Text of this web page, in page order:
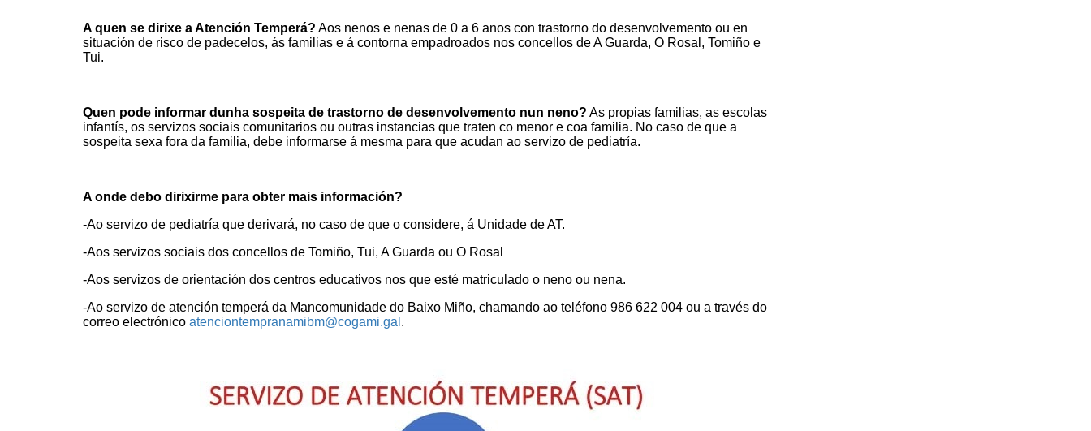
A quen se dirixe a Atención Temperá? Aos nenos e nenas de 0 a 6 anos con trastorno do desenvolvemento ou en
situación de risco de padecelos, ás familias e á contorna empadroados nos concellos de A Guarda, O Rosal, Tomiño e
Tui.
Quen pode informar dunha sospeita de trastorno de desenvolvemento nun neno? As propias familias, as escolas
infantís, os servizos sociais comunitarios ou outras instancias que traten co menor e coa familia. No caso de que a
sospeita sexa fora da familia, debe informarse á mesma para que acudan ao servizo de pediatría.
A onde debo dirixirme para obter mais información?
-Ao servizo de pediatría que derivará, no caso de que o considere, á Unidade de AT.
-Aos servizos sociais dos concellos de Tomiño, Tui, A Guarda ou O Rosal
-Aos servizos de orientación dos centros educativos nos que esté matriculado o neno ou nena.
-Ao servizo de atención temperá da Mancomunidade do Baixo Miño, chamando ao teléfono 986 622 004 ou a través do
correo electrónico atenciontempranamibm@cogami.gal .